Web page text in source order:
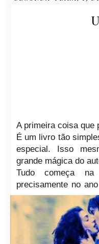
A primeira coisa que
É um livro tão
especial. Isso
grande mágica do
Tudo começa
precisamente no